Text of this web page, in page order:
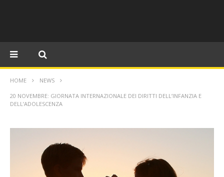
HOME NEWS
20 NOVEMBRE: GIORNATA INTERNAZIONALE DEI DIRITTI DELL’INFANZIA E
DELL’ADOLESCENZA